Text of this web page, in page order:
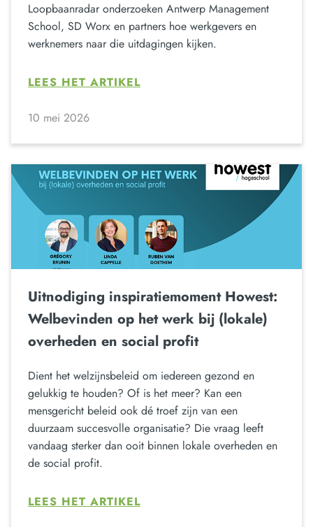
Loopbaanradar onderzoeken Antwerp Management
School, SD Worx en partners hoe werkgevers en
werknemers naar die uitdagingen kijken.
LEES HET ARTIKEL
10 mei 2026
Uitnodiging inspiratiemoment Howest:
Welbevinden op het werk bij (lokale)
overheden en social profit
Dient het welzijnsbeleid om iedereen gezond en
gelukkig te houden? Of is het meer? Kan een
mensgericht beleid ook dé troef zijn van een
duurzaam succesvolle organisatie? Die vraag leeft
vandaag sterker dan ooit binnen lokale overheden en
de social profit.
LEES HET ARTIKEL